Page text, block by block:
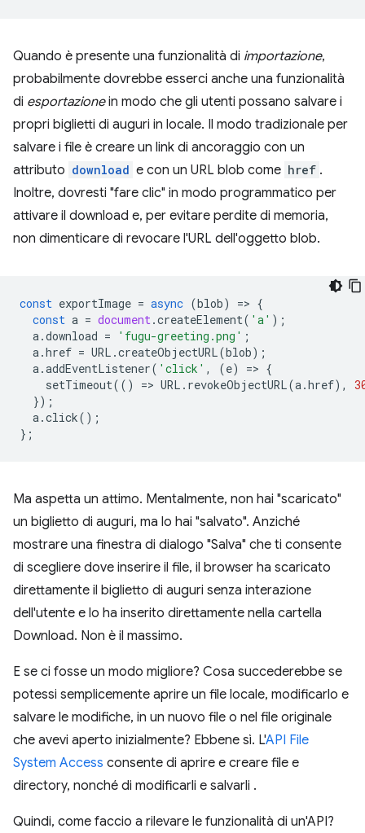
Quando è presente una funzionalità di importazione,
probabilmente dovrebbe esserci anche una funzionalità
di esportazionein modo che gli utenti possano salvare i
propri biglietti di auguri in locale. Il modo tradizionale per
salvare i file è creare un link di ancoraggio con un
attributo download e con un URL blob come href .
Inoltre, dovresti "fare clic" in modo programmatico per
attivare il download e, per evitare perdite di memoria,
non dimenticare di revocare l'URL dell'oggetto blob.
const exportImage = async (blob) => {
const a = document.createElement( 'a' );
a.download = 'fugu-greeting.png' ;
a.href = URL .createObjectURL(blob);
a.addEventListener( 'click' , (e) => {
setTimeout(() => URL . revokeObjectURL(a.href),
});
a.click();
};
Ma aspetta un attimo. Mentalmente, non hai "scaricato"
un biglietto di auguri, ma lo hai "salvato". Anziché
mostrare una finestra di dialogo "Salva" che ti consente
di scegliere dove inserire il file, il browser ha scaricato
direttamente il biglietto di auguri senza interazione
dell'utente e lo ha inserito direttamente nella cartella
Download. Non è il massimo.
E se ci fosse un modo migliore? Cosa succederebbe se
potessi semplicemente aprire un file locale, modificarlo e
salvare le modifiche, in un nuovo file o nel file originale
che avevi aperto inizialmente? Ebbene sì. L'API File
System Access consente di aprire e creare file e
directory, nonché di modificarli e salvarli .
Quindi, come faccio a rilevare le funzionalità di un'API?